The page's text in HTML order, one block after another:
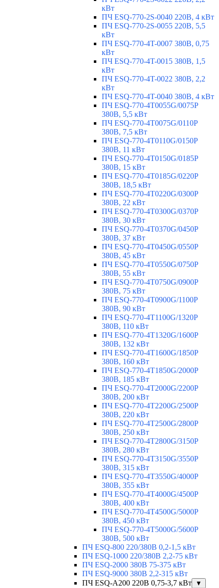
кВт
ПЧ ESQ-770-2S-0040 220В, 4 кВт
ПЧ ESQ-770-2S-0055 220В, 5,5
кВт
ПЧ ESQ-770-4T-0007 380В, 0,75
кВт
ПЧ ESQ-770-4T-0015 380В, 1,5
кВт
ПЧ ESQ-770-4T-0022 380В, 2,2
кВт
ПЧ ESQ-770-4T-0040 380В, 4 кВт
ПЧ ESQ-770-4T0055G/0075P
380В, 5,5 кВт
ПЧ ESQ-770-4T0075G/0110P
380В, 7,5 кВт
ПЧ ESQ-770-4T0110G/0150P
380В, 11 кВт
ПЧ ESQ-770-4T0150G/0185P
380В, 15 кВт
ПЧ ESQ-770-4T0185G/0220P
380В, 18,5 кВт
ПЧ ESQ-770-4T0220G/0300P
380В, 22 кВт
ПЧ ESQ-770-4T0300G/0370P
380В, 30 кВт
ПЧ ESQ-770-4T0370G/0450P
380В, 37 кВт
ПЧ ESQ-770-4T0450G/0550P
380В, 45 кВт
ПЧ ESQ-770-4T0550G/0750P
380В, 55 кВт
ПЧ ESQ-770-4T0750G/0900P
380В, 75 кВт
ПЧ ESQ-770-4T0900G/1100P
380В, 90 кВт
ПЧ ESQ-770-4T1100G/1320P
380В, 110 кВт
ПЧ ESQ-770-4T1320G/1600P
380В, 132 кВт
ПЧ ESQ-770-4T1600G/1850P
380В, 160 кВт
ПЧ ESQ-770-4T1850G/2000P
380В, 185 кВт
ПЧ ESQ-770-4T2000G/2200P
380В, 200 кВт
ПЧ ESQ-770-4T2200G/2500P
380В, 220 кВт
ПЧ ESQ-770-4T2500G/2800P
380В, 250 кВт
ПЧ ESQ-770-4T2800G/3150P
380В, 280 кВт
ПЧ ESQ-770-4T3150G/3550P
380В, 315 кВт
ПЧ ESQ-770-4T3550G/4000P
380В, 355 кВт
ПЧ ESQ-770-4T4000G/4500P
380В, 400 кВт
ПЧ ESQ-770-4T4500G/5000P
380В, 450 кВт
ПЧ ESQ-770-4T5000G/5600P
380В, 500 кВт
ПЧ ESQ-800 220/380В 0,2-1,5 кВт
ПЧ ESQ-1000 220/380В 2,2-75 кВт
ПЧ ESQ-2000 380В 75-375 кВт
ПЧ ESQ-9000 380В 2,2-315 кВт
ПЧ ESQ-A200 220В 0,75-3,7 кВт
▼